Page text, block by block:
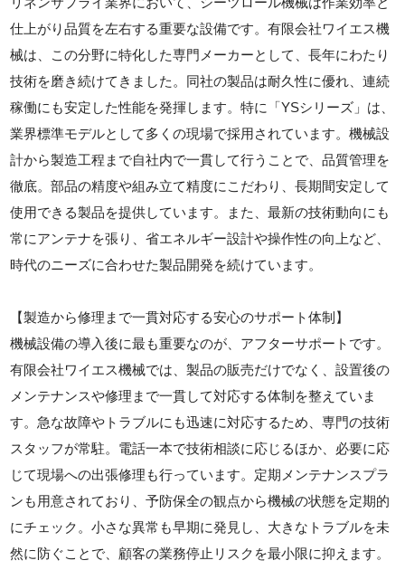
仕上がり品質を左右する重要な設備です。有限会社ワイエス機
械は、この分野に特化した専門メーカーとして、長年にわたり
技術を磨き続けてきました。同社の製品は耐久性に優れ、連続
稼働にも安定した性能を発揮します。特に「YSシリーズ」は、
業界標準モデルとして多くの現場で採用されています。機械設
計から製造工程まで自社内で一貫して行うことで、品質管理を
徹底。部品の精度や組み立て精度にこだわり、長期間安定して
使用できる製品を提供しています。また、最新の技術動向にも
常にアンテナを張り、省エネルギー設計や操作性の向上など、
時代のニーズに合わせた製品開発を続けています。
【製造から修理まで一貫対応する安心のサポート体制】
機械設備の導入後に最も重要なのが、アフターサポートです。
有限会社ワイエス機械では、製品の販売だけでなく、設置後の
メンテナンスや修理まで一貫して対応する体制を整えていま
す。急な故障やトラブルにも迅速に対応するため、専門の技術
スタッフが常駐。電話一本で技術相談に応じるほか、必要に応
じて現場への出張修理も行っています。定期メンテナンスプラ
ンも用意されており、予防保全の観点から機械の状態を定期的
にチェック。小さな異常も早期に発見し、大きなトラブルを未
然に防ぐことで、顧客の業務停止リスクを最小限に抑えます。